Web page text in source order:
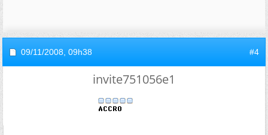
09/11/2008, 09h38 #4
invite751056e1